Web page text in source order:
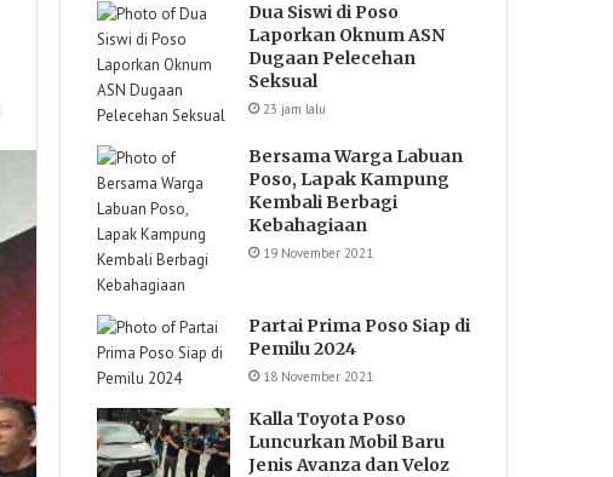
Dua Siswi di Poso
Laporkan Oknum ASN
Dugaan Pelecehan
Seksual
23 jam lalu
Bersama Warga Labuan
Poso, Lapak Kampung
Kembali Berbagi
Kebahagiaan
19 November 2021
Partai Prima Poso Siap di
Pemilu 2024
18 November 2021
Kalla Toyota Poso
Luncurkan Mobil Baru
Jenis Avanza dan Veloz